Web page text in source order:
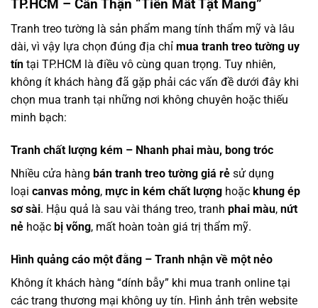
TP.HCM – Cẩn Thận “Tiền Mất Tật Mang”
Tranh treo tường là sản phẩm mang tính thẩm mỹ và lâu
dài, vì vậy lựa chọn đúng địa chỉ mua tranh treo tường uy
tín tại TP.HCM là điều vô cùng quan trọng. Tuy nhiên,
không ít khách hàng đã gặp phải các vấn đề dưới đây khi
chọn mua tranh tại những nơi không chuyên hoặc thiếu
minh bạch:
Tranh chất lượng kém – Nhanh phai màu, bong tróc
Nhiều cửa hàng bán tranh treo tường giá rẻ sử dụng
loại canvas mỏng, mực in kém chất lượng hoặc khung ép
sơ sài. Hậu quả là sau vài tháng treo, tranh phai màu, nứt
nẻ hoặc bị võng, mất hoàn toàn giá trị thẩm mỹ.
Hình quảng cáo một đằng – Tranh nhận về một nẻo
Không ít khách hàng “dính bẫy” khi mua tranh online tại
các trang thương mại không uy tín. Hình ảnh trên website